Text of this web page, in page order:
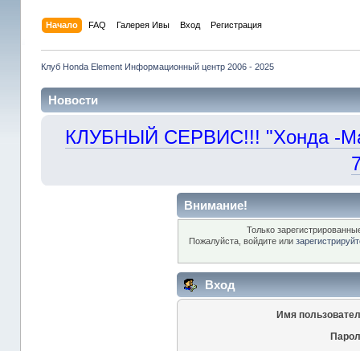
Начало FAQ Галерея Ивы Вход Регистрация
Клуб Honda Element Информационный центр 2006 - 2025
Новости
КЛУБНЫЙ СЕРВИС!!! "Хонда -
Внимание!
Только
Пожалуйста, войдите или
Вход
Имя